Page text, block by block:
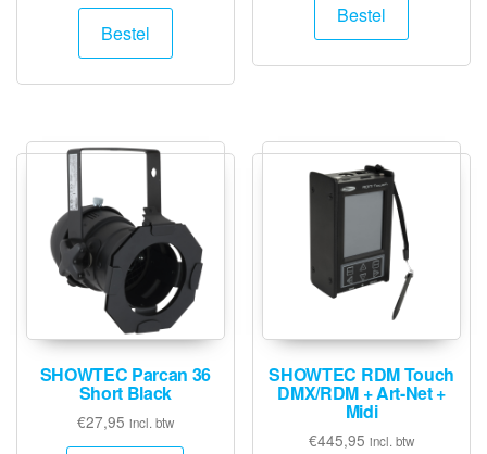
Bestel
Bestel
SHOWTEC Parcan 36
Short Black
€27,95 incl. btw
SHOWTEC RDM Touch
DMX/RDM + Art-Net +
Midi
€445,95 incl. btw